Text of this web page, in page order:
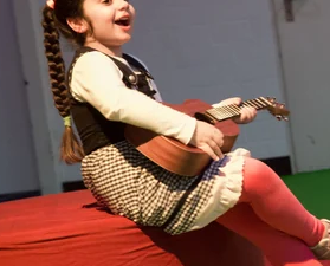
verlag
verlag
veranstaltungen
fragen & hilfe